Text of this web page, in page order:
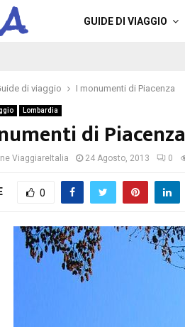
GUIDE DI VIAGGIO
di viaggio I monumenti di Piacenza
Lombardia
di Piacenza
ViaggiareItalia 24 Agosto, 2013 0
0